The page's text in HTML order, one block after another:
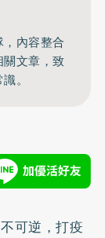
內容整合
文章，致
。
可逆，打疫